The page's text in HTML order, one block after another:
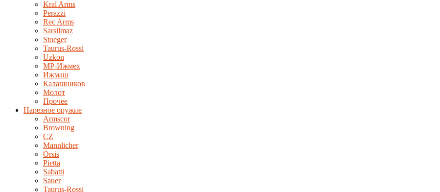
Kral Arms
Perazzi
Rec Arms
Sarsilmaz
Stoeger
Taurus-Rossi
Uzkon
MP-Ижмех
Ижмаш
Калашников
Молот
Прочее
Нарезное оружие
Armscor
Browning
CZ
Mannlicher
Orsis
Pietta
Sabatti
Sauer
Taurus-Rossi